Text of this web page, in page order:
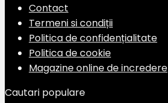
Contact
Termeni si condiții
Politica de confidențialitate
Politica de cookie
Magazine online de incredere
Cautari populare